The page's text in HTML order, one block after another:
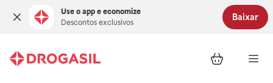
Use o app e economize
Descontos exclusivos
Baixar